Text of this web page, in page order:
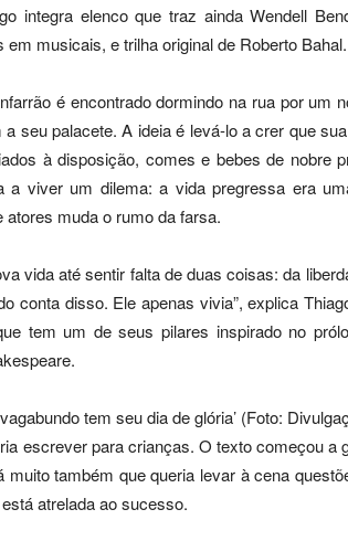
integra elenco que traz ainda Wendell
musicais, e trilha original de Roberto Bahal.
é encontrado dormindo na rua por um
seu palacete. A ideia é levá-lo a crer que
à disposição, comes e bebes de nobre
a viver um dilema: a vida pregressa era
atores muda o rumo da farsa.
vida até sentir falta de duas coisas: da
conta disso. Ele apenas vivia”, explica
tem um de seus pilares inspirado no
tem seu dia de glória’ (Foto:
escrever para crianças. O texto começou a
muito também que queria levar à cena
atrelada ao sucesso.